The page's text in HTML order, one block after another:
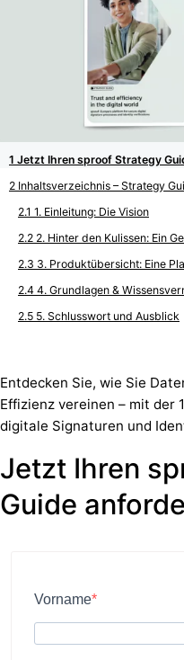
Jetzt Ihren sproof Strategy
Inhaltsverzeichnis – Strategy
1. Einleitung: Die Vision
2. Hinter den Kulissen: Ein
3. Produktübersicht: Eine
4. Grundlagen &
5. Schlusswort und Ausblick
Entdecken Sie, wie Sie
Effizienz vereinen – mit der
digitale Signaturen und
Jetzt Ihren
Guide
Vorname